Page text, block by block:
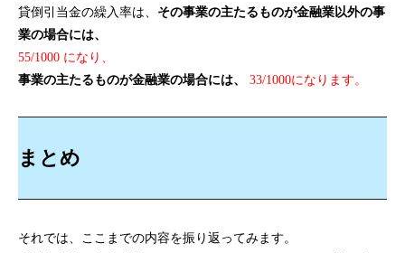
貸倒引当金の繰入率は、 その事業の主たるものが金融業以外の事
業の場合には、
55/1000 になり、
事業の主たるものが金融業の場合には、
33/1000になります。
まとめ
それでは、ここまでの内容を振り返ってみます。